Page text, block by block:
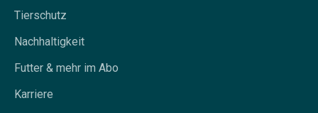
Tierschutz
Nachhaltigkeit
Futter & mehr im Abo
Karriere